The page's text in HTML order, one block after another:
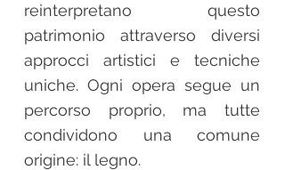
reinterpretano questo
patrimonio attraverso diversi
approcci artistici e tecniche
uniche. Ogni opera segue un
percorso proprio, ma tutte
condividono una comune
origine: il legno.